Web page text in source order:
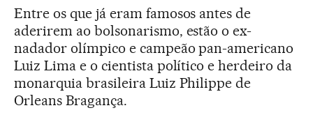
Entre os que já eram famosos antes de
aderirem ao bolsonarismo, estão o ex-
nadador olímpico e campeão pan-americano
Luiz Lima e o cientista político e herdeiro da
monarquia brasileira Luiz Philippe de
Orleans Bragança.